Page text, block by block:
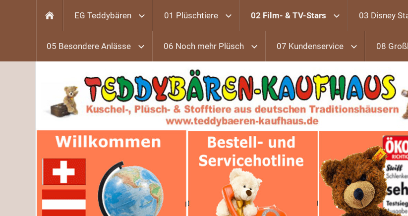
EG Teddybären 01 Plüschtiere 02 Film- & TV-Stars 03 Disney
05 Besondere Anlässe 06 Noch mehr Plüsch 07 Kundenservice 08